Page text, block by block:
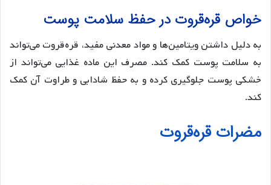
خواص قره‌قروت در حفظ سلامت پوست
به دلیل داشتن ویتامین‌ها و مواد معدنی مفید، قره‌قروت می‌تواند
به سلامت پوست کمک کند. مصرف این ماده غذایی می‌تواند از
خشکی پوست جلوگیری کرده و به حفظ شادابی و طراوت آن کمک
کند.
مضرات قره‌قروت